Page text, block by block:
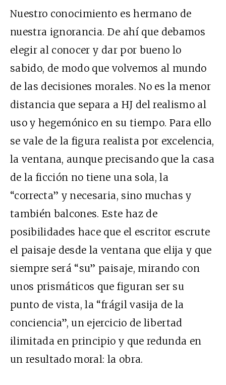
Nuestro conocimiento es hermano de
nuestra ignorancia. De ahí que debamos
elegir al conocer y dar por bueno lo
sabido, de modo que volvemos al mundo
de las decisiones morales. No es la menor
distancia que separa a HJ del realismo al
uso y hegemónico en su tiempo. Para ello
se vale de la figura realista por excelencia,
la ventana, aunque precisando que la casa
de la ficción no tiene una sola, la
“correcta” y necesaria, sino muchas y
también balcones. Este haz de
posibilidades hace que el escritor escrute
el paisaje desde la ventana que elija y que
siempre será “su” paisaje, mirando con
unos prismáticos que figuran ser su
punto de vista, la “frágil vasija de la
conciencia”, un ejercicio de libertad
ilimitada en principio y que redunda en
un resultado moral: la obra.